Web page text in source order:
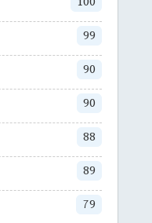
99
90
90
88
89
79